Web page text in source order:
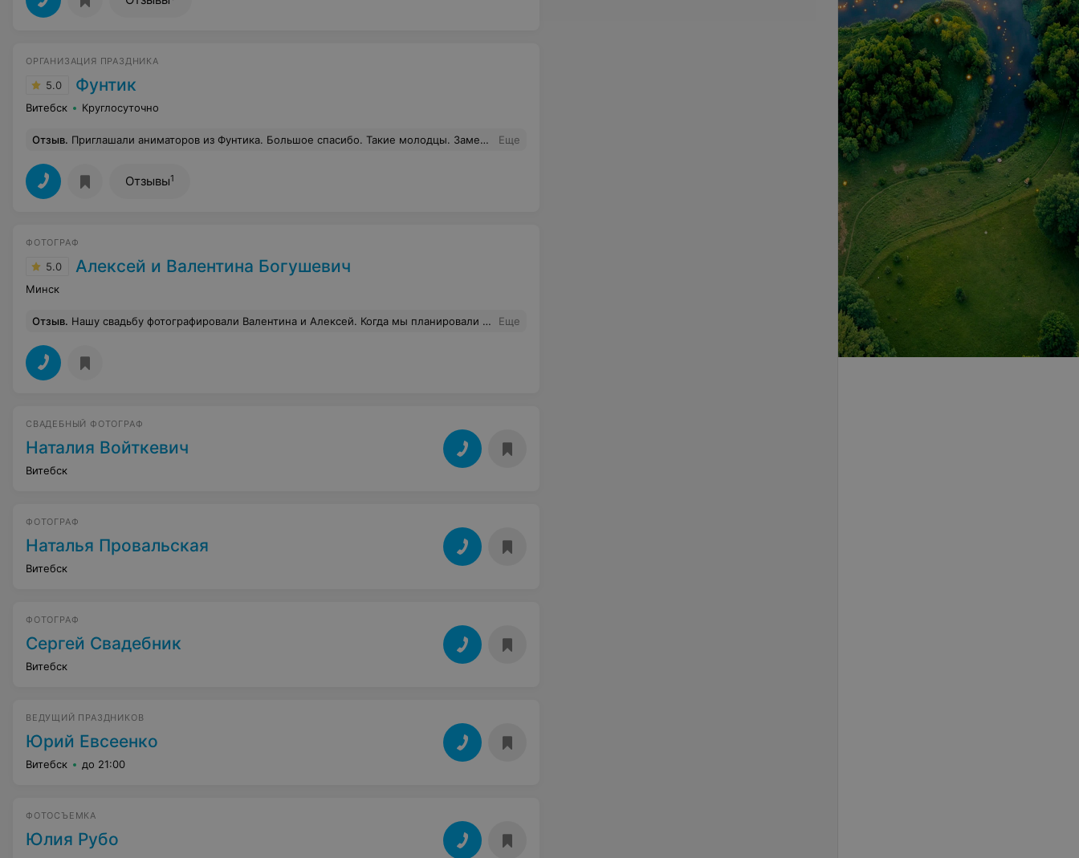
ОРГАНИЗАЦИЯ ПРАЗДНИКА
5.0 Фунтик
Витебск Круглосуточно
Отзыв. Приглашали аниматоров из Фунтика. Большое спасибо. Такие молодцы. Замечательные костюмы. Дети получили огромное удовольствие. Внучка сказала, что Робот был настоящий ! Еще
Отзывы1
ФОТОГРАФ
5.0 Алексей и Валентина Богушевич
Минск
Отзыв. Нашу свадьбу фотографировали Валентина и Алексей. Когда мы планировали нашу небольшую свадьбу, решили, что хотим красивые, живые фотографии. Когда мы познакомились с Валентиной, то уже не смогли думать о других фотографах, поскольку Валентина очень приятный, открытый и позитивный человек, и фотографии, которые она показывала нам на встрече были именно тем, что мы хотели. В день свадьбы Валентина и Алексей очень помогали справиться с волнением и зажатостью. Фотографий получилось очень много и они очень разные: природа, город, с юмором и для родителей. Мы очень довольны. Эти люди просто невероятные. Настоящие профессионалы своего дела. Мы не пожалели ни капли, что выбрали именно этих ребят! Еще
СВАДЕБНЫЙ ФОТОГРАФ
Наталия Войткевич
Витебск
ФОТОГРАФ
Наталья Провальская
Витебск
ФОТОГРАФ
Сергей Свадебник
Витебск
ВЕДУЩИЙ ПРАЗДНИКОВ
Юрий Евсеенко
Витебск до 21:00
ФОТОСЪЕМКА
Юлия Рубо